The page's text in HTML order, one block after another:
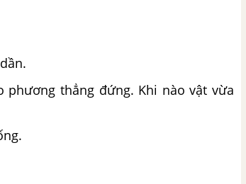
thẳng đứng. Khi nào vật vừa